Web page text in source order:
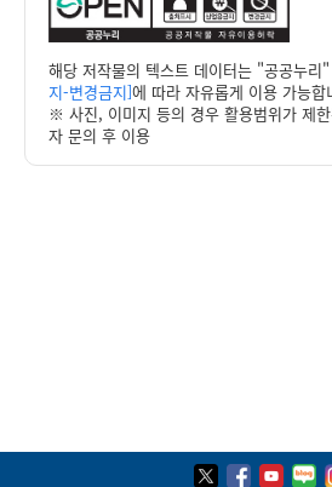
해당 저작물의 텍스트 데이터는 "공공누리"
지-변경금지]에 따라 자유롭게 이용 가능합
※ 사진, 이미지 등의 경우 활용범위가 제
자 문의 후 이용